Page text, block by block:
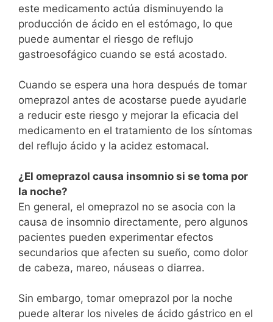
este medicamento actúa disminuyendo la
producción de ácido en el estómago, lo que
puede aumentar el riesgo de reflujo
gastroesofágico cuando se está acostado.
Cuando se espera una hora después de tomar
omeprazol antes de acostarse puede ayudarle
a reducir este riesgo y mejorar la eficacia del
medicamento en el tratamiento de los síntomas
del reflujo ácido y la acidez estomacal.
¿El omeprazol causa insomnio si se toma por
la noche?
En general, el omeprazol no se asocia con la
causa de insomnio directamente, pero algunos
pacientes pueden experimentar efectos
secundarios que afecten su sueño, como dolor
de cabeza, mareo, náuseas o diarrea.
Sin embargo, tomar omeprazol por la noche
puede alterar los niveles de ácido gástrico en el